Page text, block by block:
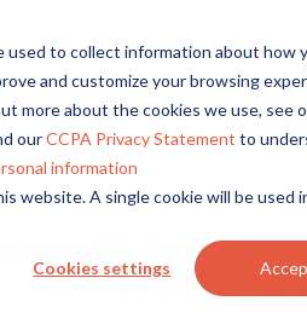
to collect information about
and customize your browsing
more about the cookies we use, see
ourCCPA Privacy Statement to
information
website. A single cookie will be used
Cookies settings
Cochez pour recevoir
Expériences
Expérience Utilisateur
de